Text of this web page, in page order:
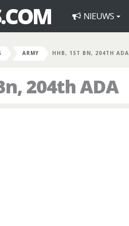
NIEUWS
ARMY HHB, 1ST BN, 204TH ADA
204th ADA